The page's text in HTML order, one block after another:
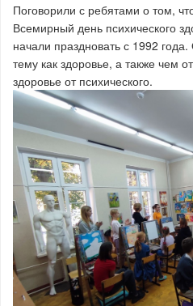
Поговорили с ребятами о том,
Всемирный день психического
начали праздновать с 1992
тему как здоровье, а также чем
здоровье от психического.